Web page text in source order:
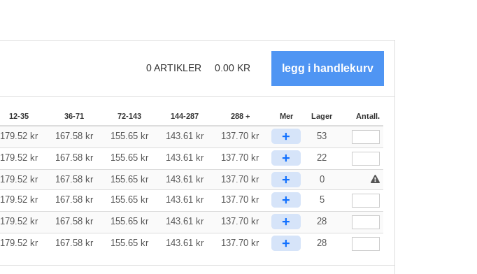
0ARTIKLER 0.00 KR
12-35 36-71 72-143 144-287 288 + Mer Lager Antall.
179.52 kr 167.58 kr 155.65 kr 143.61 kr 137.70 kr + 53
179.52 kr 167.58 kr 155.65 kr 143.61 kr 137.70 kr + 22
179.52 kr 167.58 kr 155.65 kr 143.61 kr 137.70 kr +
0
179.52 kr 167.58 kr 155.65 kr 143.61 kr 137.70 kr + 5
179.52 kr 167.58 kr 155.65 kr 143.61 kr 137.70 kr + 28
179.52 kr 167.58 kr 155.65 kr 143.61 kr 137.70 kr + 28